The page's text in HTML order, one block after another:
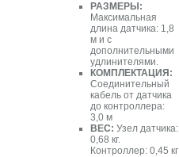
РАЗМЕРЫ:
Максимальная
длина датчика: 1,8
м и с
дополнительными
удлинителями.
КОМПЛЕКТАЦИЯ:
Соединительный
кабель от датчика
до контроллера:
3,0 м
ВЕС: Узел датчика:
0,68 кг.
Контроллер: 0,45 кг